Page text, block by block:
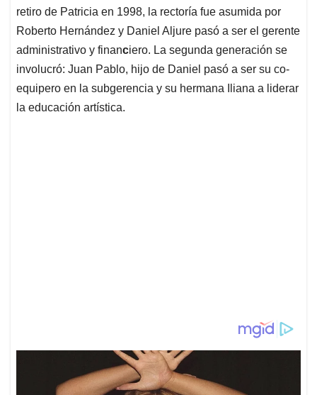
retiro de Patricia en 1998, la rectoría fue asumida por
Roberto Hernández y Daniel Aljure pasó a ser el gerente
administrativo y financiero. La segunda generación se
involucró: Juan Pablo, hijo de Daniel pasó a ser su co-
equipero en la subgerencia y su hermana Iliana a liderar
la educación artística.